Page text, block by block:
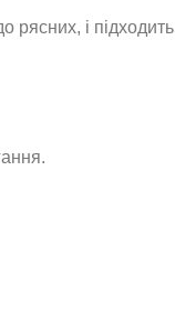
рясних, і підходить